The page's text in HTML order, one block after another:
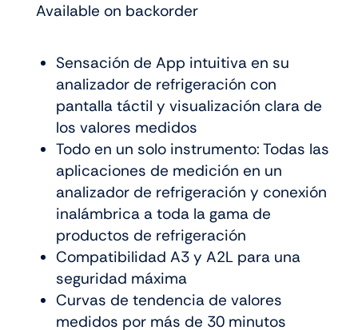
Available on backorder
Sensación de App intuitiva en su
analizador de refrigeración con
pantalla táctil y visualización clara de
los valores medidos
Todo en un solo instrumento: Todas las
aplicaciones de medición en un
analizador de refrigeración y conexión
inalámbrica a toda la gama de
productos de refrigeración
Compatibilidad A3 y A2L para una
seguridad máxima
Curvas de tendencia de valores
medidos por más de 30 minutos